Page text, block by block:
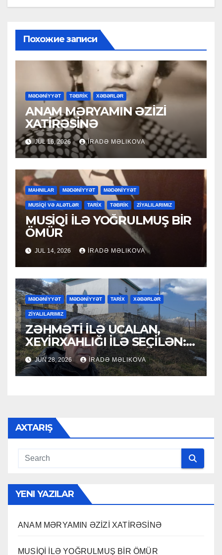
Похожие записи
MƏDƏNİYYƏT TƏBRİK XƏBƏRLƏR
ANAM MƏRYAMIN ƏZİZİ
XATİRƏSİNƏ
JUL 16, 2026 İRADƏ MƏLIKOVA
MAHNILAR MƏDƏNİYYƏT MƏDƏNİYYƏT
MUSİQİ VƏ ALƏTLƏR TARİX TƏBRİK ZİYALILARIMIZ
MUSİQİ İLƏ YOĞRULMUŞ BİR
ÖMÜR
JUL 14, 2026 İRADƏ MƏLIKOVA
MƏDƏNİYYƏT MƏDƏNİYYƏT TARİX XƏBƏRLƏR
ZİYALILARIMIZ
ZƏHMƏTİ İLƏ UCALAN,
XEYİRXAHLIĞI İLƏ SEÇİLƏN:
HACI RAMAZAN QULİYEV
JUN 28, 2026 İRADƏ MƏLIKOVA
AXTARIŞ
YENI YAZILAR
ANAM MƏRYAMIN ƏZİZİ XATİRƏSİNƏ
MUSİQİ İLƏ YOĞRULMUŞ BİR ÖMÜR